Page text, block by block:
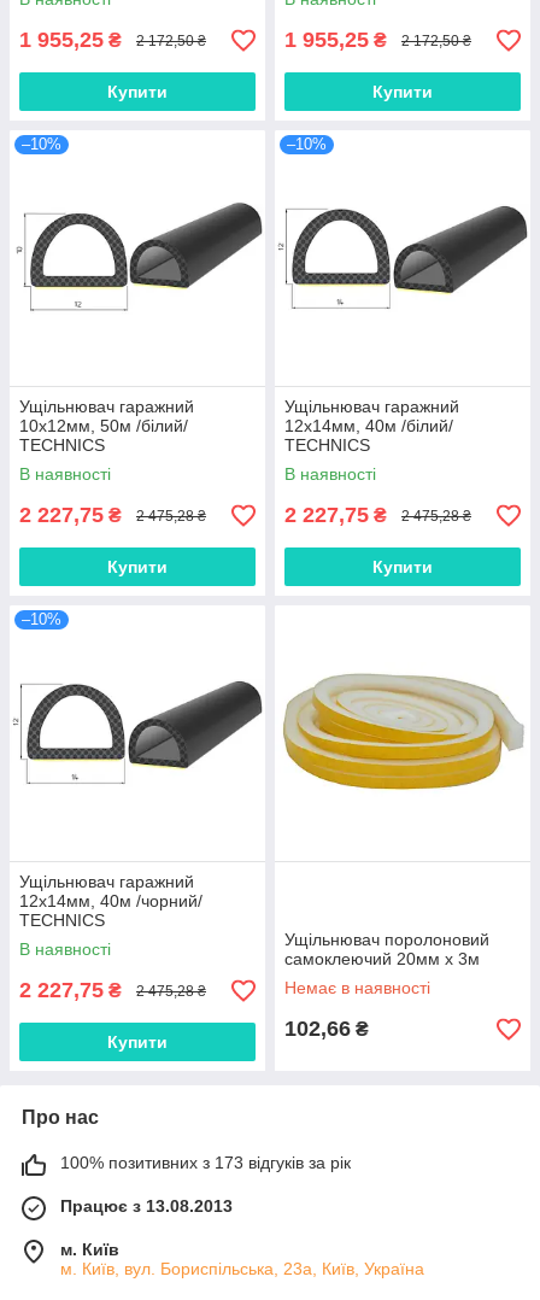
1 955,25 ₴ 2 172,50 ₴
Купити
1 955,25 ₴ 2 172,50 ₴
Купити
–10%
Ущільнювач гаражний
10х12мм, 50м /білий/
TECHNICS
В наявності
2 227,75 ₴ 2 475,28 ₴
Купити
–10%
Ущільнювач гаражний
12х14мм, 40м /білий/
TECHNICS
В наявності
2 227,75 ₴ 2 475,28 ₴
Купити
–10%
Ущільнювач гаражний
12х14мм, 40м /чорний/
TECHNICS
В наявності
2 227,75 ₴ 2 475,28 ₴
Купити
Ущільнювач поролоновий
самоклеючий 20мм х 3м
Немає в наявності
102,66 ₴
Про нас
100% позитивних з 173 відгуків за рік
Працює з 13.08.2013
м. Київ
м. Київ, вул. Бориспільська, 23а, Київ, Україна